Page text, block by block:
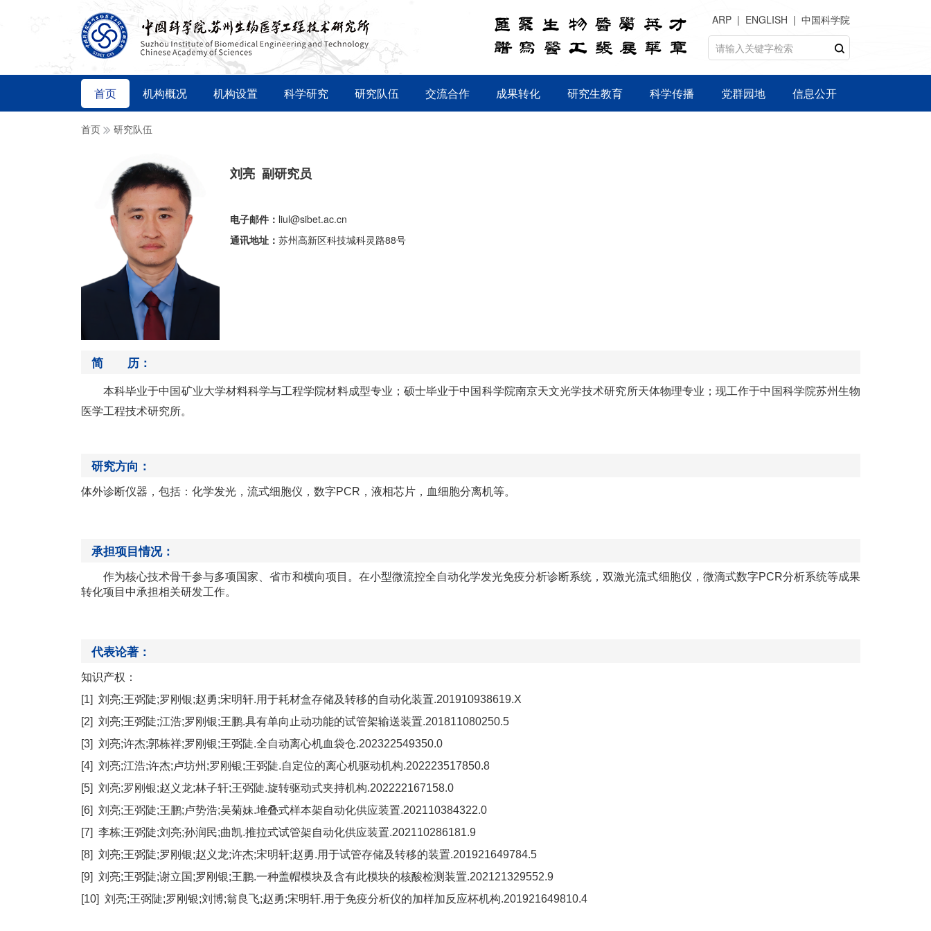
ARP ENGLISH 中国科学院
首页 机构概况 机构设置 科学研究 研究队伍 交流合作 成果转化 研究生教育 科学传播 党群园地 信息公开
首页 研究队伍
刘亮 副研究员
电子邮件： liul@sibet.ac.cn
通讯地址： 苏州高新区科技城科灵路88号
简 历：
本科毕业于中国矿业大学材料科学与工程学院材料成型专业 ； 硕士毕业于中国科学院南京天文光学技术研究所天体物理专业 ；现工作于中国科学院苏州生物
医学工程技术研究所。
研究方向：
体外诊断仪器 ， 包括：化学发光，流式细胞仪，数字PCR，液相芯片，血细胞分离机等。
承担项目情况：
作为核心技术骨干参与多项国家、省市和横向项目。在小型微流控全自动化学发光免疫分析诊断系统，双激光流式细胞仪，微滴式数字PCR分析系统等成果
转化项目中承担相关研发工作。
代表论著：
知识产权 ：
[1] 刘亮;王弼陡;罗刚银;赵勇;宋明轩.用于耗材盒存储及转移的自动化装置.201910938619.X
[2] 刘亮;王弼陡;江浩;罗刚银;王鹏.具有单向止动功能的试管架输送装置.201811080250.5
[3] 刘亮;许杰;郭栋祥;罗刚银;王弼陡.全自动离心机血袋仓.202322549350.0
[4] 刘亮;江浩;许杰;卢坊州;罗刚银;王弼陡.自定位的离心机驱动机构.202223517850.8
[5] 刘亮;罗刚银;赵义龙;林子轩;王弼陡.旋转驱动式夹持机构.202222167158.0
[6] 刘亮;王弼陡;王鹏;卢势浩;吴菊妹.堆叠式样本架自动化供应装置.202110384322.0
[7] 李栋;王弼陡;刘亮;孙润民;曲凯.推拉式试管架自动化供应装置.202110286181.9
[8] 刘亮;王弼陡;罗刚银;赵义龙;许杰;宋明轩;赵勇.用于试管存储及转移的装置.201921649784.5
[9] 刘亮;王弼陡;谢立国;罗刚银;王鹏.一种盖帽模块及含有此模块的核酸检测装置.202121329552.9
[10] 刘亮;王弼陡;罗刚银;刘博;翁良飞;赵勇;宋明轩.用于免疫分析仪的加样加反应杯机构.201921649810.4